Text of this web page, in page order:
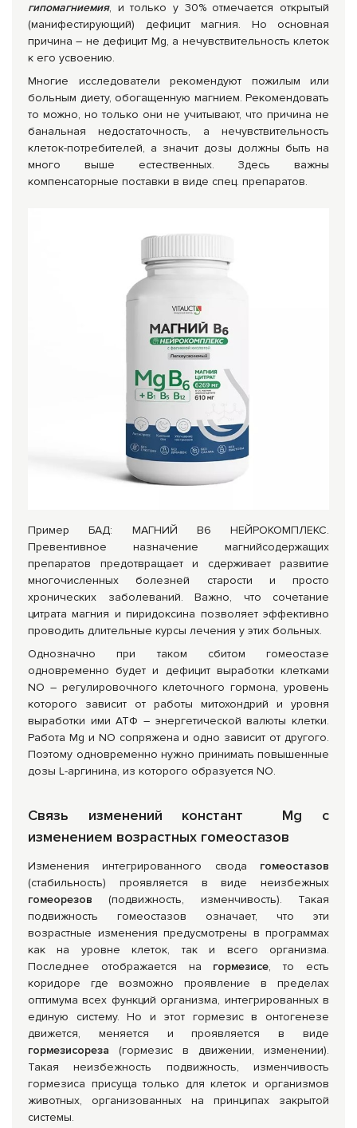
гипомагниемия, и только у 30% отмечается открытый
(манифестирующий) дефицит магния. Но основная
причина – не дефицит Mg, а нечувствительность клеток
к его усвоению.
Многие исследователи рекомендуют пожилым или
больным диету, обогащенную магнием. Рекомендовать
то можно, но только они не учитывают, что причина не
банальная недостаточность, а нечувствительность
клеток-потребителей, а значит дозы должны быть на
много выше естественных. Здесь важны
компенсаторные поставки в виде спец. препаратов.
Пример БАД: МАГНИЙ В6 НЕЙРОКОМПЛЕКС.
Превентивное назначение магнийсодержащих
препаратов предотвращает и сдерживает развитие
многочисленных болезней старости и просто
хронических заболеваний. Важно, что сочетание
цитрата магния и пиридоксина позволяет эффективно
проводить длительные курсы лечения у этих больных.
Однозначно при таком сбитом гомеостазе
одновременно будет и дефицит выработки клетками
NO – регулировочного клеточного гормона, уровень
которого зависит от работы митохондрий и уровня
выработки ими АТФ – энергетической валюты клетки.
Работа Mg и NO сопряжена и одно зависит от другого.
Поэтому одновременно нужно принимать повышенные
дозы L-аргинина, из которого образуется NO.
Связь изменений констант Mg с
изменением возрастных гомеостазов
Изменения интегрированного свода гомеостазов
(стабильность) проявляется в виде неизбежных
гомеорезов (подвижность, изменчивость). Такая
подвижность гомеостазов означает, что эти
возрастные изменения предусмотрены в программах
как на уровне клеток, так и всего организма.
Последнее отображается на гормезисе, то есть
коридоре где возможно проявление в пределах
оптимума всех функций организма, интегрированных в
единую систему. Но и этот гормезис в онтогенезе
движется, меняется и проявляется в виде
гормезисореза (гормезис в движении, изменении).
Такая неизбежность подвижность, изменчивость
гормезиса присуща только для клеток и организмов
животных, организованных на принципах закрытой
системы.